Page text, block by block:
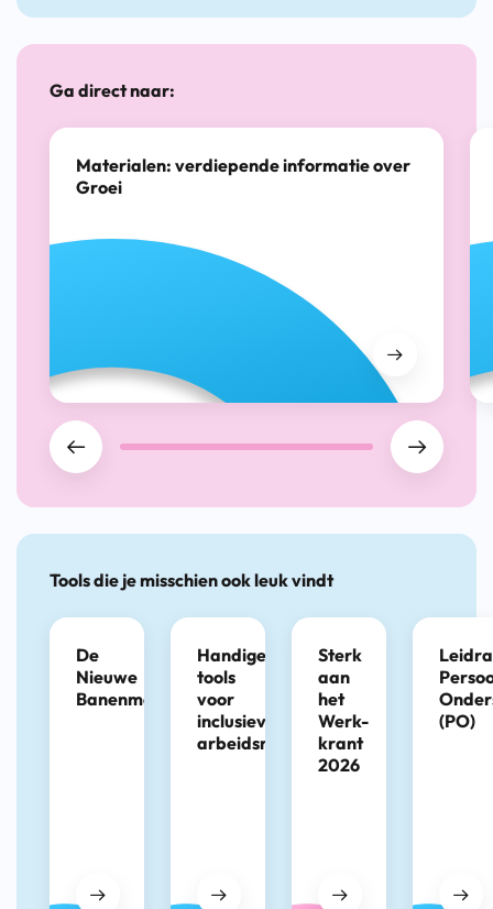
Ga direct naar:
Materialen: verdiepende informatie over
Groei
Drag
Tools die je misschien ook leuk vindt
De
Nieuwe
Banenmethodiek
Handige
tools
voor
inclusieve
arbeidsmarkt
Sterk
aan
het
Werk-
krant
2026
(PO)